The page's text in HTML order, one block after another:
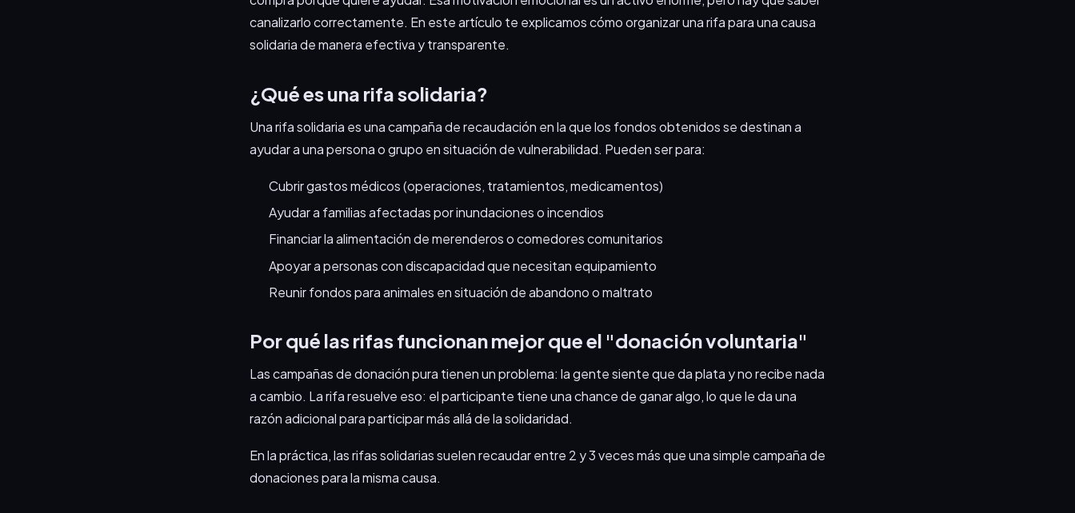
canalizarlo correctamente. En este artículo te explicamos cómo organizar una rifa para una causa
solidaria de manera efectiva y transparente.
¿Qué es una rifa solidaria?
Una rifa solidaria es una campaña de recaudación en la que los fondos obtenidos se destinan a
ayudar a una persona o grupo en situación de vulnerabilidad. Pueden ser para:
Cubrir gastos médicos (operaciones, tratamientos, medicamentos)
Ayudar a familias afectadas por inundaciones o incendios
Financiar la alimentación de merenderos o comedores comunitarios
Apoyar a personas con discapacidad que necesitan equipamiento
Reunir fondos para animales en situación de abandono o maltrato
Por qué las rifas funcionan mejor que el "donación voluntaria"
Las campañas de donación pura tienen un problema: la gente siente que da plata y no recibe nada
a cambio. La rifa resuelve eso: el participante tiene una chance de ganar algo, lo que le da una
razón adicional para participar más allá de la solidaridad.
En la práctica, las rifas solidarias suelen recaudar entre 2 y 3 veces más que una simple campaña de
donaciones para la misma causa.